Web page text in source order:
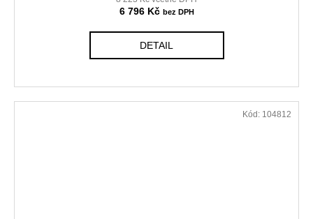
6 796 Kč
DETAIL
Kód: 104812